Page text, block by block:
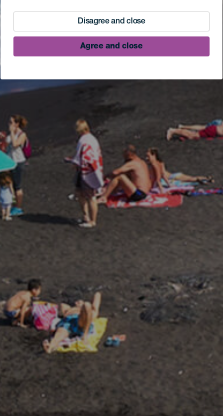
Disagree and close
Agree and close